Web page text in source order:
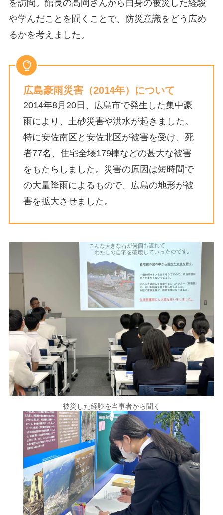
を訪問。館長の高岡さんから自身の被災した経験
や学んだことを聞くことで、防災意識をどう広め
るかを考えました。
広島豪雨災害（2014年）について
2014年8月20日、広島市で発生した集中豪
雨により、土砂災害や洪水が起きました。
特に安佐南区と安佐北区が被害を受け、死
者77名、住宅全壊179棟などの甚大な被害
をもたらしました。災害の原因は短時間で
の大量降雨によるもので、広島の地形が被
害を拡大させました。
被災した経験を当事者から聞く